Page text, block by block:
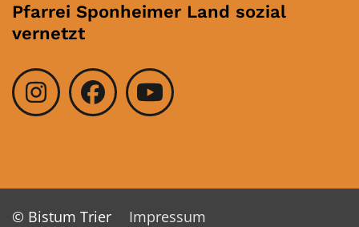
Pfarrei Sponheimer Land sozial
vernetzt
© Bistum Trier
Impressum